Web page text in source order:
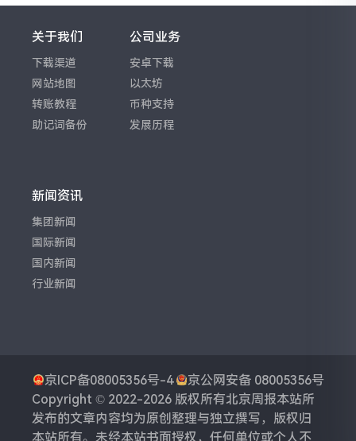
关于我们
下载渠道
网站地图
转账教程
助记词备份
公司业务
安卓下载
以太坊
币种支持
发展历程
新闻资讯
集团新闻
国际新闻
国内新闻
行业新闻
京ICP备08005356号-4
京公网安备 08005356号
Copyright © 2022-2026 版权所有北京周报本站所
发布的文章内容均为原创整理与独立撰写，版权归
本站所有。未经本站书面授权，任何单位或个人不